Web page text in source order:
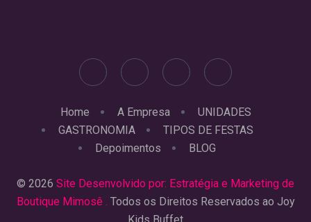
Home A Empresa
UNIDADES
GASTRONOMIA
TIPOS DE FESTAS
Depoimentos
BLOG
© 2026 Site Desenvolvido por: Estratégia e Marketing de
Boutique Mimosê . Todos os Direitos Reservados ao Joy
Kids Buffet